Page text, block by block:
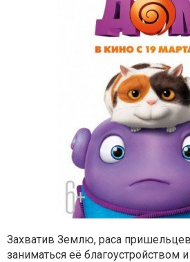
Захватив Землю, раса
заниматься её благоустройством